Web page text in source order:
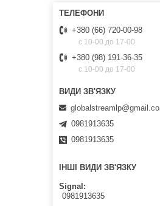
+380 (66) 720-00-98
c 10-00 до 17-00
+380 (98) 191-36-35
c 10-00 до 17-00
0981913635
0981913635
ІНШІ ВИДИ ЗВ'ЯЗКУ
Signal
0981913635